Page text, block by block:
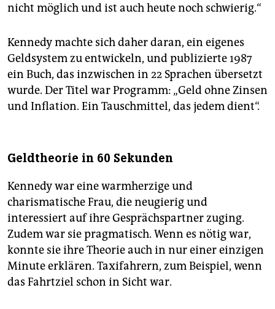
nicht möglich und ist auch heute noch schwierig.“
Kennedy machte sich daher daran, ein eigenes
Geldsystem zu entwickeln, und publizierte 1987
ein Buch, das inzwischen in 22 Sprachen übersetzt
wurde. Der Titel war Programm: „Geld ohne Zinsen
und Inflation. Ein Tauschmittel, das jedem dient“.
Geldtheorie in 60 Sekunden
Kennedy war eine warmherzige und
charismatische Frau, die neugierig und
interessiert auf ihre Gesprächspartner zuging.
Zudem war sie pragmatisch. Wenn es nötig war,
konnte sie ihre Theorie auch in nur einer einzigen
Minute erklären. Taxifahrern, zum Beispiel, wenn
das Fahrtziel schon in Sicht war.